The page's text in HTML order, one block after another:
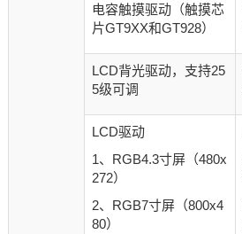
电容触摸驱动（触摸芯
片GT9XX和GT928）
LCD背光驱动，支持25
5级可调
LCD驱动
1、RGB4.3寸屏（480x
272）
2、RGB7寸屏（800x4
80）